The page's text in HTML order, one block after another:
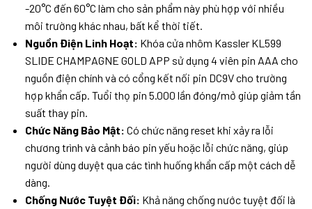
-20°C đến 60°C làm cho sản phẩm này phù hợp với nhiều
môi trường khác nhau, bất kể thời tiết.
Nguồn Điện Linh Hoạt: Khóa cửa nhôm Kassler KL599
SLIDE CHAMPAGNE GOLD APP sử dụng 4 viên pin AAA cho
nguồn điện chính và có cổng kết nối pin DC9V cho trường
hợp khẩn cấp. Tuổi thọ pin 5.000 lần đóng/mở giúp giảm tần
suất thay pin.
Chức Năng Bảo Mật: Có chức năng reset khi xảy ra lỗi
chương trình và cảnh báo pin yếu hoặc lỗi chức năng, giúp
người dùng duyệt qua các tình huống khẩn cấp một cách dễ
dàng.
Chống Nước Tuyệt Đối: Khả năng chống nước tuyệt đối là